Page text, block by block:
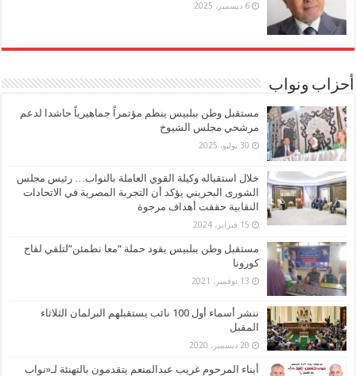
6 ديسمبر، 2025
أحزاب ونواب
مستقبل وطن ببلبيس ينظم مؤتمراً جماهيرياً حاشدا لدعم
مرشحي مجلس الشيوخ
30 يوليو، 2025
خلال استقباله وكيلة القوي العاملة بالنواب… رئيس مجلس
الشورى البحريني يؤكد أن التجربة المصرية في الاتحادات
النقابية حققت أهداف مرجوة
15 فبراير، 2024
مستقبل وطن ببلبيس يقود حملة “معا نطمئن”لتلقي لقاح
كورونا
13 نوفمبر، 2021
ننشر أسماء أول 100 نائب يستقبلهم البرلمان الثلاثاء
المقبل
20 ديسمبر، 2020
أبناء المرحوم غريب عبدالمنعم يتقدمون بالتهنئة لـ«نواب